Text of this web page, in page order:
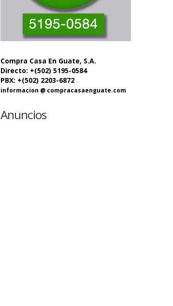
Compra Casa En Guate, S.A.
Directo: +(502) 5195-0584
PBX: +(502) 2203-6872
informacion @ compracasaenguate.com
Anuncios